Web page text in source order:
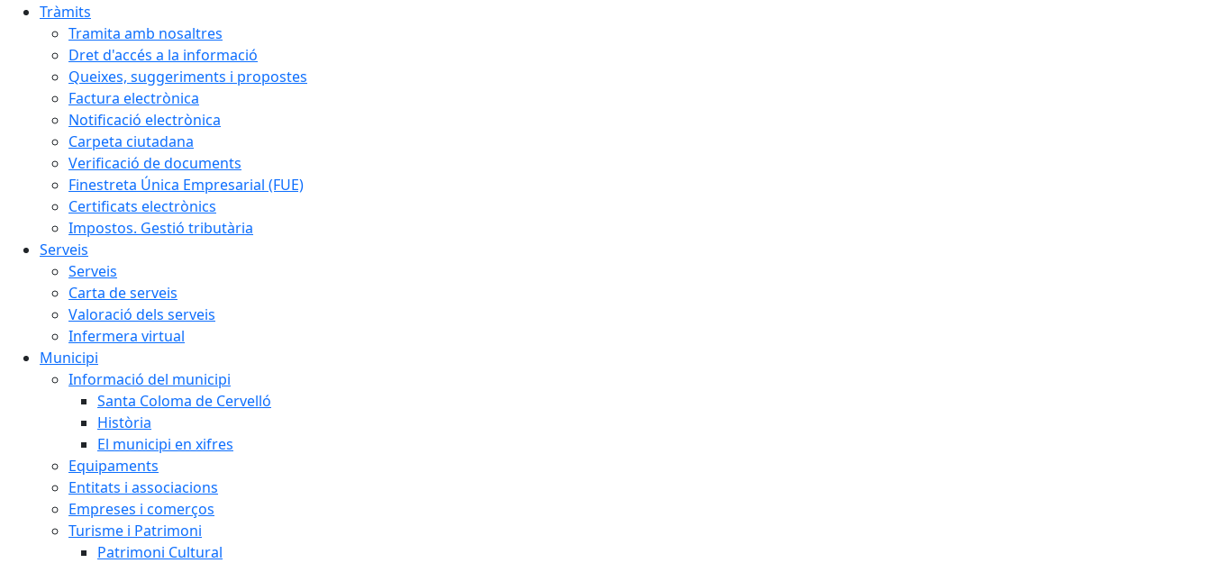
Tràmits
Tramita amb nosaltres
Dret d'accés a la informació
Queixes, suggeriments i propostes
Factura electrònica
Notificació electrònica
Carpeta ciutadana
Verificació de documents
Finestreta Única Empresarial (FUE)
Certificats electrònics
Impostos. Gestió tributària
Serveis
Serveis
Carta de serveis
Valoració dels serveis
Infermera virtual
Municipi
Informació del municipi
Santa Coloma de Cervelló
Història
El municipi en xifres
Equipaments
Entitats i associacions
Empreses i comerços
Turisme i Patrimoni
Patrimoni Cultural